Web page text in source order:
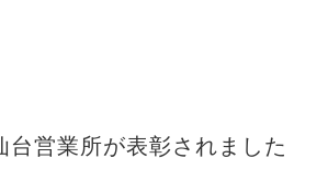
台営業所が表彰されました